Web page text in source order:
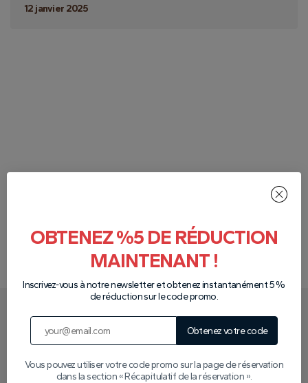
12 janvier 2025
Écrire un avis
Comment se passe tout le
processus ?
OBTENEZ %5 DE RÉDUCTION
MAINTENANT !
Inscrivez-vous à notre newsletter et obtenez instantanément 5 %
de réduction sur le code promo.
Obtenez votre code
Vous pouvez utiliser votre code promo sur la page de réservation
dans la section « Récapitulatif de la réservation ».